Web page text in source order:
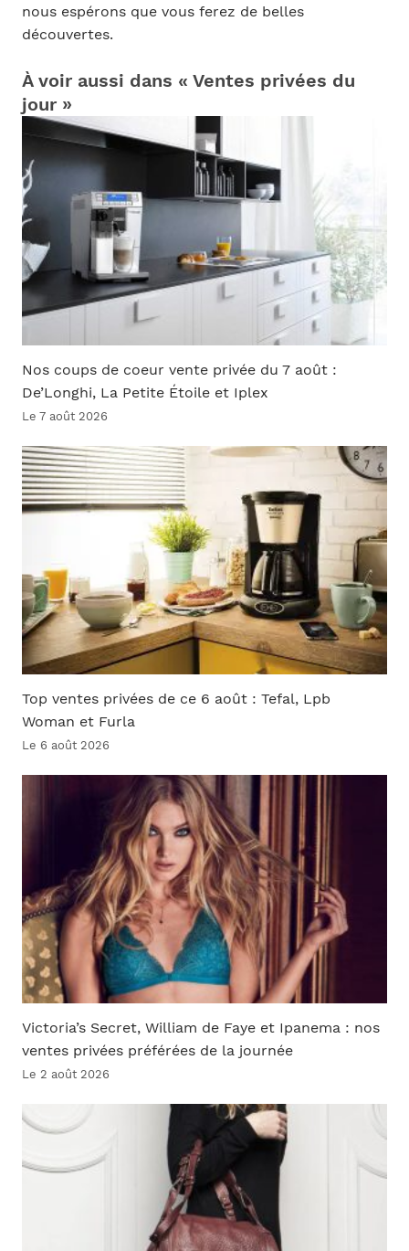
nous espérons que vous ferez de belles
découvertes.
À voir aussi dans « Ventes privées du
jour »
Nos coups de coeur vente privée du 7 août :
De’Longhi, La Petite Étoile et Iplex
Le 7 août 2026
Top ventes privées de ce 6 août : Tefal, Lpb
Woman et Furla
Le 6 août 2026
Victoria’s Secret, William de Faye et Ipanema : nos
ventes privées préférées de la journée
Le 2 août 2026